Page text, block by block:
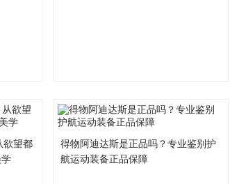
欲望都
得物阿迪达斯是正品吗？专业鉴别护
航运动装备正品保障